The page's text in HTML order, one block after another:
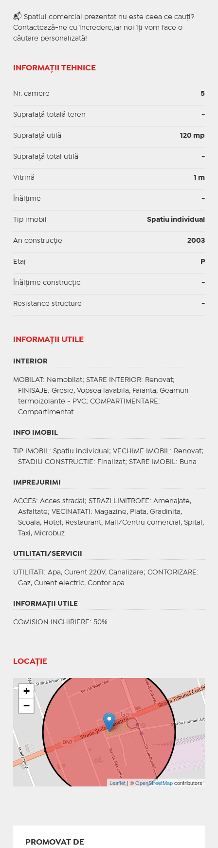
📬 Spatiul comercial prezentat nu este ceea ce cauți?
Contactează-ne cu încredere,iar noi îți vom face o
căutare personalizată!
INFORMAȚII TEHNICE
Nr. camere 5
Suprafață totală teren -
Suprafaţă utilă 120 mp
Suprafaţă total utilă -
Vitrină 1 m
Înălțime -
Tip imobil Spatiu individual
An construcție 2003
Etaj P
Înălțime construcție -
Resistance structure -
INFORMAŢII UTILE
INTERIOR
MOBILAT : Nemobilat; STARE INTERIOR: Renovat;
FINISAJE : Gresie, Vopsea lavabila, Faianta, Geamuri
termoizolante - PVC; COMPARTIMENTARE :
Compartimentat
INFO IMOBIL
TIP IMOBIL : Spatiu individual; VECHIME IMOBIL : Renovat;
STADIU CONSTRUCTIE : Finalizat; STARE IMOBIL : Buna
IMPREJURIMI
ACCES: Acces stradal; STRAZI LIMITROFE : Amenajate,
Asfaltate; VECINATATI : Magazine, Piata, Gradinita,
Scoala, Hotel, Restaurant, Mall/Centru comercial, Spital,
Taxi, Microbuz
UTILITATI/SERVICII
UTILITATI : Apa, Curent 220V, Canalizare; CONTORIZARE :
Gaz, Curent electric, Contor apa
INFORMAŢII UTILE
COMISION INCHIRIERE: 50%
LOCAȚIE
+
−
Leaflet | ©OpenStreetMapcontributors
PROMOVAT DE